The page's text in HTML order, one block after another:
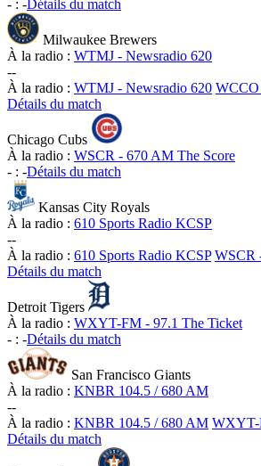
- : - Détails du match
Milwaukee Brewers
À la radio : WTMJ - Newsradio 620
--
À la radio : WTMJ - Newsradio 620 WCCO
Détails du match
Chicago Cubs
À la radio : WSCR - 670 AM The Score
- : -Détails du match
Kansas City Royals
À la radio : 610 Sports Radio KCSP
--
À la radio : 610 Sports Radio KCSP WSCR
Détails du match
Detroit Tigers
À la radio : WXYT-FM - 97.1 The Ticket
- : -Détails du match
San Francisco Giants
À la radio : KNBR 104.5 / 680 AM
--
À la radio : KNBR 104.5 / 680 AM WXYT-
Détails du match